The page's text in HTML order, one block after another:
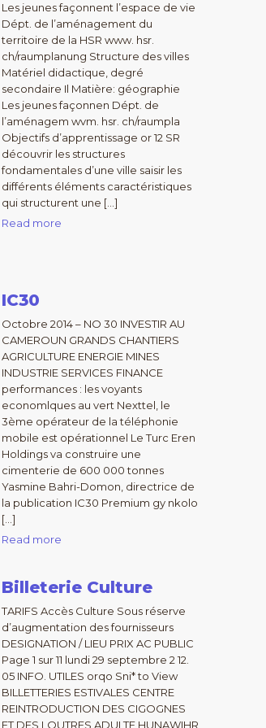
Les jeunes façonnent l’espace de vie
Dépt. de l’aménagement du
territoire de la HSR www. hsr.
ch/raumplanung Structure des villes
Matériel didactique, degré
secondaire Il Matière: géographie
Les jeunes façonnen Dépt. de
l’aménagem wvm. hsr. ch/raumpla
Objectifs d’apprentissage or 12 SR
découvrir les structures
fondamentales d’une ville saisir les
différents éléments caractéristiques
qui structurent une […]
Read more
IC30
Octobre 2014 – NO 30 INVESTIR AU
CAMEROUN GRANDS CHANTIERS
AGRICULTURE ENERGIE MINES
INDUSTRIE SERVICES FINANCE
performances : les voyants
economlques au vert Nexttel, le
3ème opérateur de la téléphonie
mobile est opérationnel Le Turc Eren
Holdings va construire une
cimenterie de 600 000 tonnes
Yasmine Bahri-Domon, directrice de
la publication IC30 Premium gy nkolo
[…]
Read more
Billeterie Culture
TARIFS Accès Culture Sous réserve
d’augmentation des fournisseurs
DESIGNATION / LIEU PRIX AC PUBLIC
Page 1 sur 11 lundi 29 septembre 2 12.
05 INFO. UTILES orqo Sni* to View
BILLETTERIES ESTIVALES CENTRE
REINTRODUCTION DES CIGOGNES
ET DES LOUTRES ADULTE HUNAWIHR